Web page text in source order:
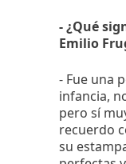
- ¿Qué
Emilio
- Fue una
infancia,
pero sí
recuerdo
su